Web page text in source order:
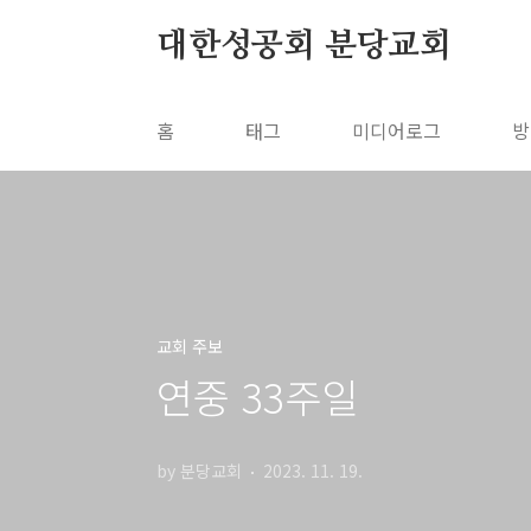
대한성공회 분당교회
홈 태그 미디어로그
교회 주보
연중 33주일
by 분당교회 2023. 11. 19.